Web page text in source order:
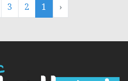
‹
1
2
3